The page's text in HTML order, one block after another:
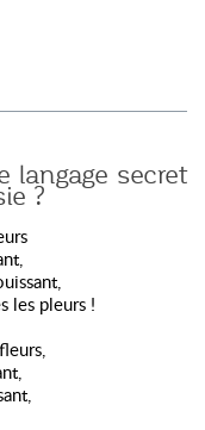
langage secret
?
les pleurs !